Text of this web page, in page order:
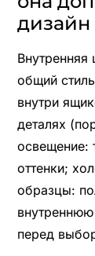
дизайн
Внутренняя
общий
внутри
деталях
освещение:
оттенки;
образцы:
перед